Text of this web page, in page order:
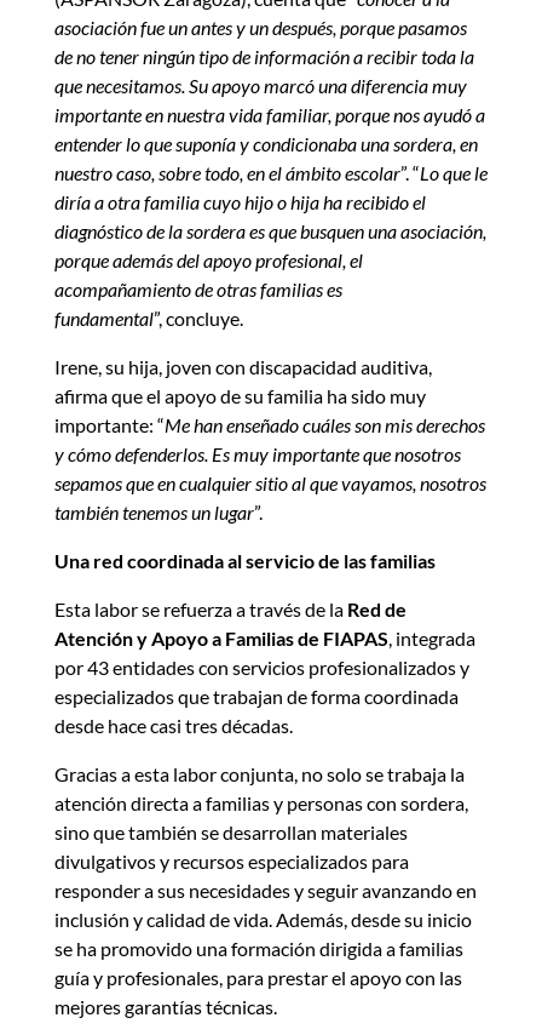
asociación fue un antes y un después, porque pasamos
de no tener ningún tipo de información a recibir toda la
que necesitamos. Su apoyo marcó una diferencia muy
importante en nuestra vida familiar, porque nos ayudó a
entender lo que suponía y condicionaba una sordera, en
nuestro caso, sobre todo, en el ámbito escolar”. “Lo que le
diría a otra familia cuyo hijo o hija ha recibido el
diagnóstico de la sordera es que busquen una asociación,
porque además del apoyo profesional, el
acompañamiento de otras familias es
fundamental”, concluye.
Irene, su hija, joven con discapacidad auditiva,
afirma que el apoyo de su familia ha sido muy
importante: “Me han enseñado cuáles son mis derechos
y cómo defenderlos. Es muy importante que nosotros
sepamos que en cualquier sitio al que vayamos, nosotros
también tenemos un lugar”.
Una red coordinada al servicio de las familias
Esta labor se refuerza a través de la Red de
Atención y Apoyo a Familias de FIAPAS, integrada
por 43 entidades con servicios profesionalizados y
especializados que trabajan de forma coordinada
desde hace casi tres décadas.
Gracias a esta labor conjunta, no solo se trabaja la
atención directa a familias y personas con sordera,
sino que también se desarrollan materiales
divulgativos y recursos especializados para
responder a sus necesidades y seguir avanzando en
inclusión y calidad de vida. Además, desde su inicio
se ha promovido una formación dirigida a familias
guía y profesionales, para prestar el apoyo con las
mejores garantías técnicas.